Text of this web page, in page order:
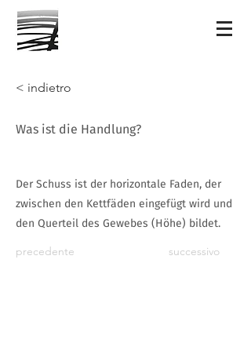
< indietro
Was ist die Handlung?
Der Schuss ist der horizontale Faden, der
zwischen den Kettfäden eingefügt wird und
den Querteil des Gewebes (Höhe) bildet.
precedente successivo